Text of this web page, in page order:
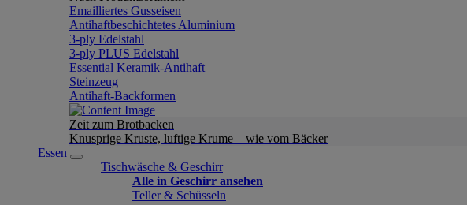
Emailliertes Gusseisen
Antihaftbeschichtetes Aluminium
3-ply Edelstahl
3-ply PLUS Edelstahl
Essential Keramik-Antihaft
Steinzeug
Antihaft-Backformen
Zeit zum Brotbacken
Knusprige Kruste, luftige Krume – wie vom Bäcker
Essen
Tischwäsche & Geschirr
Alle in Geschirr ansehen
Teller & Schüsseln